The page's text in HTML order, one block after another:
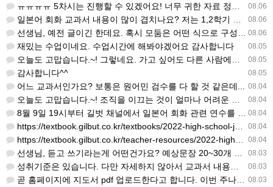
08.06
ㅠㅠㅠㅠ 5차시는 진행할 수 있겠어요! 너무 귀한 자료 정말 감사합니다!!!
08.06
일본어 회화 교과서 내용이 많이 겹치나요? 저는 1,2학기 출판사가 달라서인지, 회화 단어와 분량이 더 많다…
08.06
선생님, 예전 글이긴 한데요. 혹시 모둠은 어떤 식으로 구성하셨을까요? 진단평가를 보시고 모둠장(도우미학생)…
08.05
재밌는 수업이네요. 수업시간에 해봐야겠어요 감사합니다
08.05
오늘도 고맙습니다.~! 그렇네요. 가고 싶어도 다른 사람에게 민폐는 안되는 것... 감사해요. ^^
08.05
감사합니다^^
08.04
어느 교과서인가요? 보통은 원어민 검수를 다 할 것 같은데...
08.04
오늘도 고맙습니다.~! 조직을 이끄는 것이 얼마나 어려운 일일까요? 우선 봉사하는 마음이 필요!!! 감사해요…
08.04
8월 9일 19시부터 길벗 채널에서 일본어 회화 관련 연수를 저작 직강으로 한다고 합니다. 많이 도움이 되실…
08.04
https://textbook.gilbut.co.kr/textbooks/2022-high-school-jap…
08.04
https://textbook.gilbut.co.kr/teacher-resources/2022-high-sc…
08.03
선생님, 듣고 쓰기라는게 어떤건가요? 예상문장 20~30개 중 몇개를 틀어주고 들리는대로 쓰는 건가요? 자세…
08.03
성취기준은 있습니다. 다만 자세하지 않아서 교과서 내용에 맞게 좀 더 구체적으로 재구조화를 하신 선생님이 계…
08.03
곧 홈페이지에 지도서 pdf 업로드한다고 합니다. 이번 주나 다음 주에 e-book 기반 전자저작물도 업로드…